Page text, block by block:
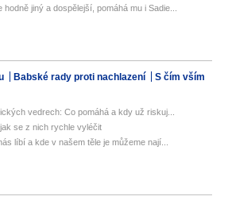
jiný a dospělejší, pomáhá mu i Sadie...
Babské rady proti nachlazení
S čím vším
vedrech: Co pomáhá a kdy už riskuj...
se z nich rychle vyléčit
líbí a kde v našem těle je můžeme nají...